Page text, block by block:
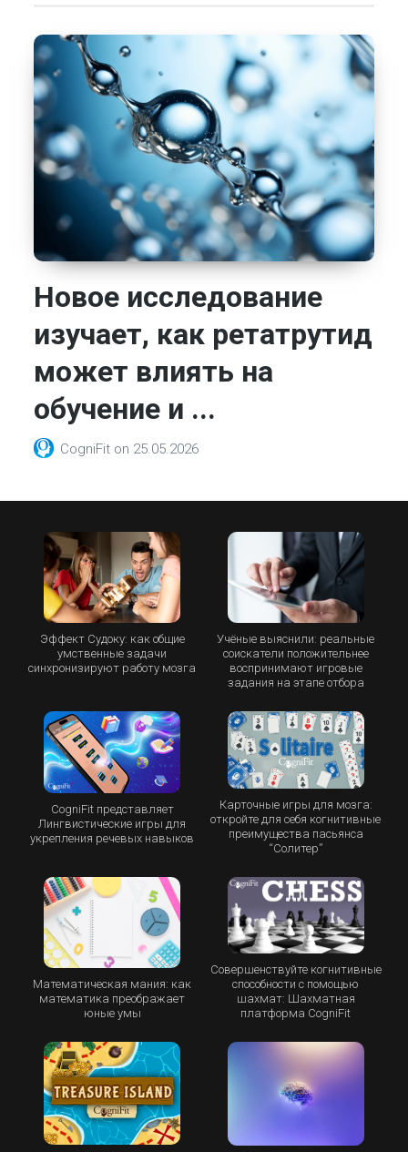
Новое исследование
изучает, как ретатрутид
может влиять на
обучение и ...
CogniFit on 25.05.2026
Эффект Судоку: как общие
умственные задачи
синхронизируют работу мозга
Учёные выяснили: реальные
соискатели положительнее
воспринимают игровые
задания на этапе отбора
CogniFit представляет
Лингвистические игры для
укрепления речевых навыков
Карточные игры для мозга:
откройте для себя когнитивные
преимущества пасьянса
“Cолитер”
Математическая мания: как
математика преображает
юные умы
Совершенствуйте когнитивные
способности с помощью
шахмат: Шахматная
платформа CogniFit